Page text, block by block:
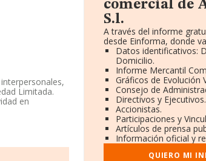
Limitada.
en
está
comercial de
S.l.
A través del informe
desde Einforma, donde
Datos identificativos:
Domicilio.
Informe Mercantil
Gráficos de Evolución
Consejo de
Directivos y Ejecutivos.
Accionistas.
Participaciones y
Artículos de prensa
Información oficial y
QUIERO MI